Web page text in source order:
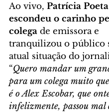
Ao vivo, Patrícia
escondeu o carinho
colega de emissora e
tranquilizou o público
atual situação do
“Quero mandar um
para um colega muito
é o Alex Escobar, que
infelizmente, passou